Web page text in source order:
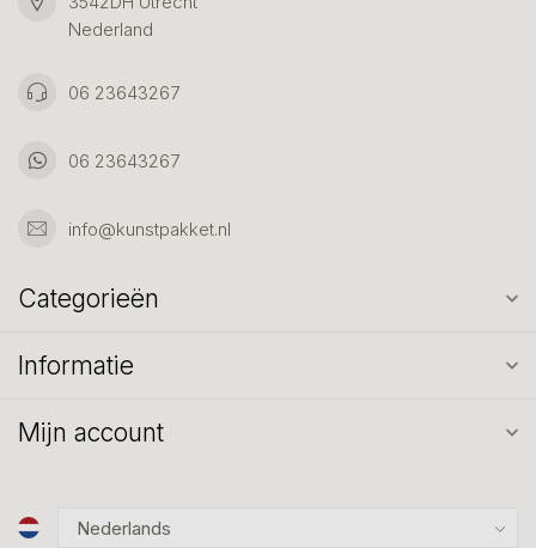
Nederland
06 23643267
06 23643267
info@kunstpakket.nl
Categorieën
Informatie
Mijn account